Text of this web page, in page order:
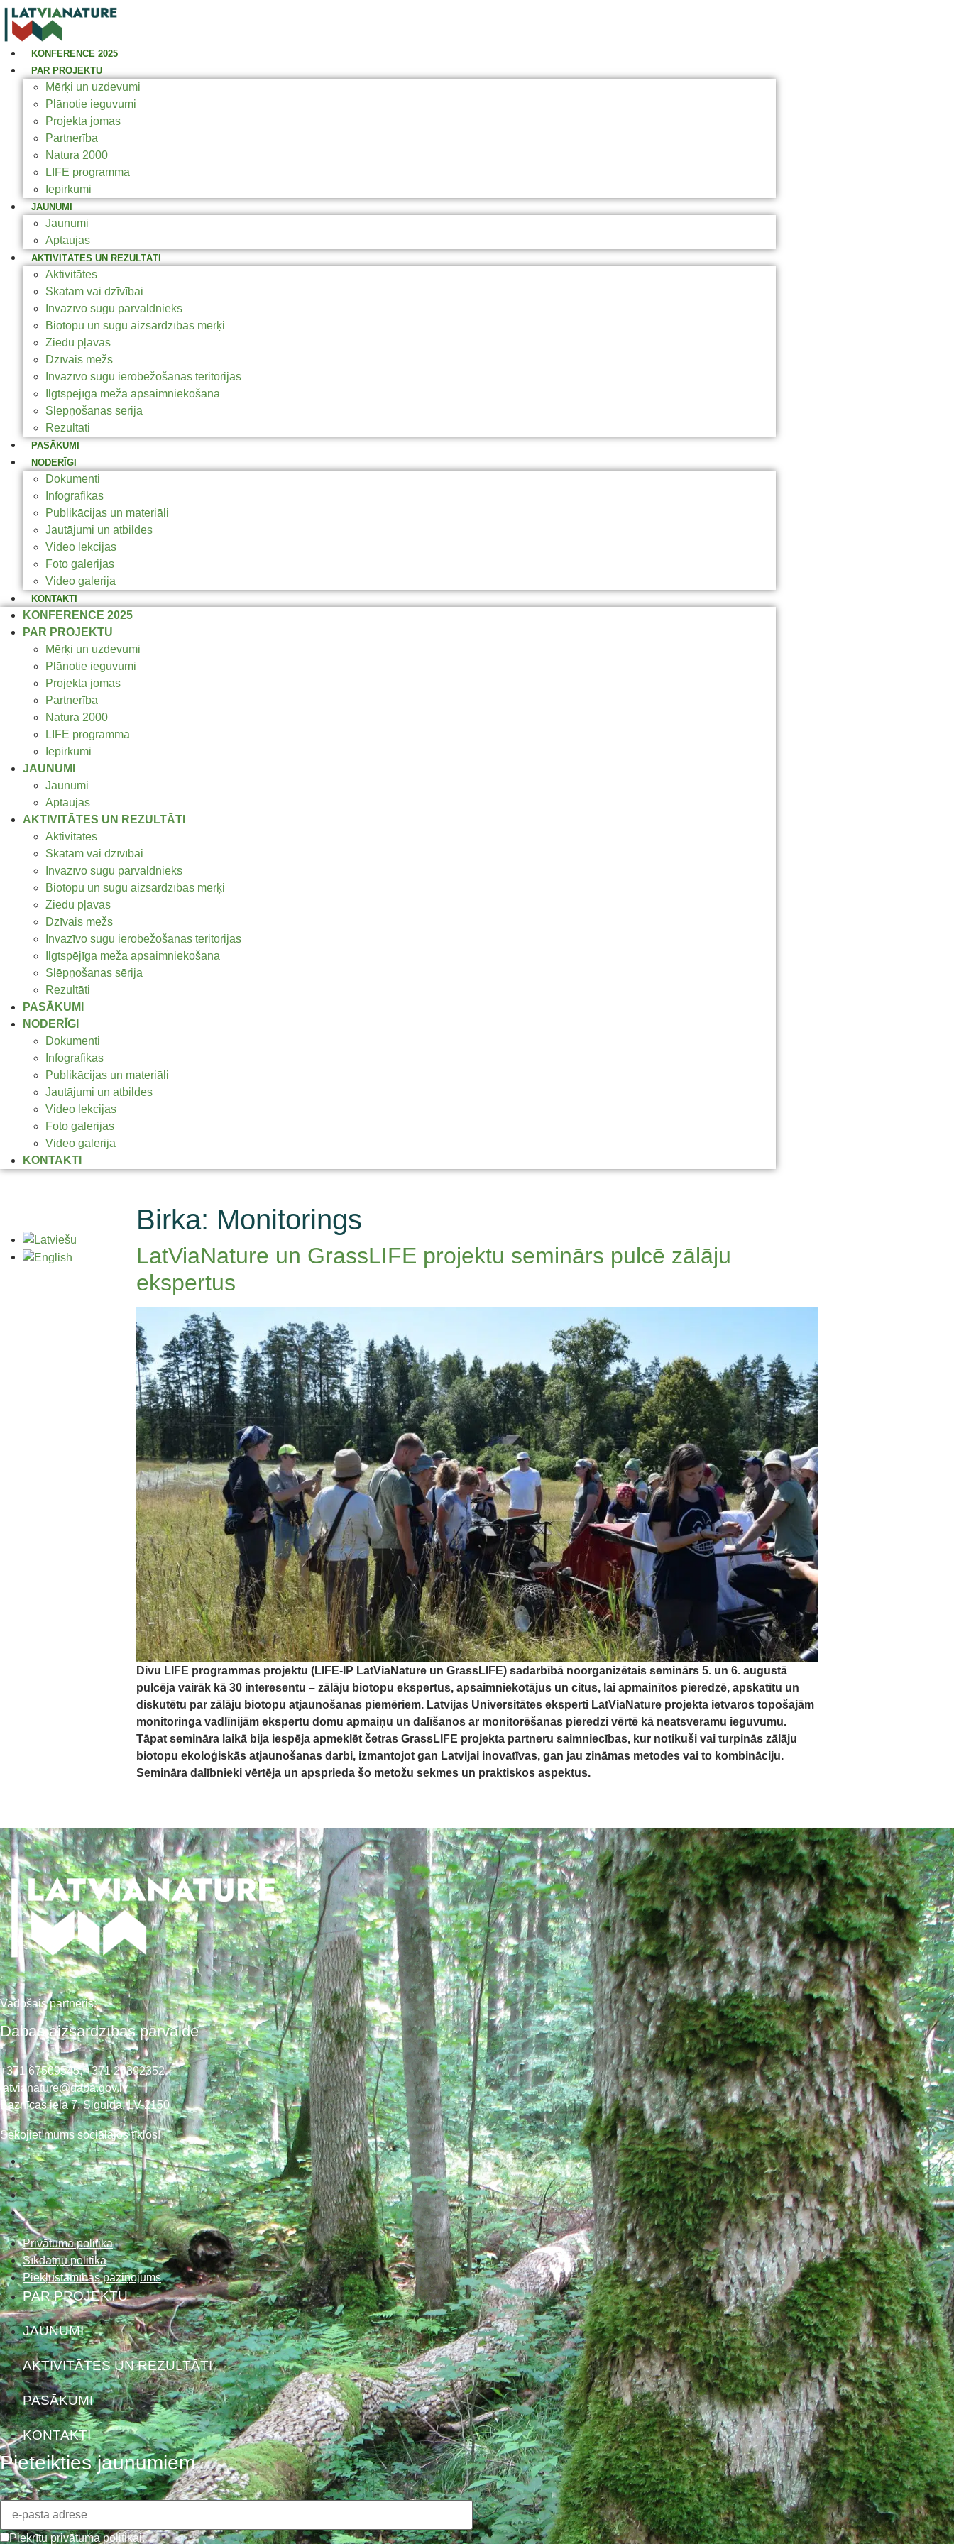
KONFERENCE 2025
PAR PROJEKTU
Mērķi un uzdevumi
Plānotie ieguvumi
Projekta jomas
Partnerība
Natura 2000
LIFE programma
Iepirkumi
JAUNUMI
Jaunumi
Aptaujas
AKTIVITĀTES UN REZULTĀTI
Aktivitātes
Skatam vai dzīvībai
Invazīvo sugu pārvaldnieks
Biotopu un sugu aizsardzības mērķi
Ziedu pļavas
Dzīvais mežs
Invazīvo sugu ierobežošanas teritorijas
Ilgtspējīga meža apsaimniekošana
Slēpņošanas sērija
Rezultāti
PASĀKUMI
NODERĪGI
Dokumenti
Infografikas
Publikācijas un materiāli
Jautājumi un atbildes
Video lekcijas
Foto galerijas
Video galerija
KONTAKTI
KONFERENCE 2025
PAR PROJEKTU
Mērķi un uzdevumi
Plānotie ieguvumi
Projekta jomas
Partnerība
Natura 2000
LIFE programma
Iepirkumi
JAUNUMI
Jaunumi
Aptaujas
AKTIVITĀTES UN REZULTĀTI
Aktivitātes
Skatam vai dzīvībai
Invazīvo sugu pārvaldnieks
Biotopu un sugu aizsardzības mērķi
Ziedu pļavas
Dzīvais mežs
Invazīvo sugu ierobežošanas teritorijas
Ilgtspējīga meža apsaimniekošana
Slēpņošanas sērija
Rezultāti
PASĀKUMI
NODERĪGI
Dokumenti
Infografikas
Publikācijas un materiāli
Jautājumi un atbildes
Video lekcijas
Foto galerijas
Video galerija
KONTAKTI
Birka: Monitorings
LatViaNature un GrassLIFE projektu seminārs pulcē zālāju
ekspertus
Divu LIFE programmas projektu (LIFE-IP LatViaNature un GrassLIFE) sadarbībā noorganizētais seminārs 5. un 6. augustā
pulcēja vairāk kā 30 interesentu – zālāju biotopu ekspertus, apsaimniekotājus un citus, lai apmainītos pieredzē, apskatītu un
diskutētu par zālāju biotopu atjaunošanas piemēriem. Latvijas Universitātes eksperti LatViaNature projekta ietvaros topošajām
monitoringa vadlīnijām ekspertu domu apmaiņu un dalīšanos ar monitorēšanas pieredzi vērtē kā neatsveramu ieguvumu.
Tāpat semināra laikā bija iespēja apmeklēt četras GrassLIFE projekta partneru saimniecības, kur notikuši vai turpinās zālāju
biotopu ekoloģiskās atjaunošanas darbi, izmantojot gan Latvijai inovatīvas, gan jau zināmas metodes vai to kombināciju.
Semināra dalībnieki vērtēja un apsprieda šo metožu sekmes un praktiskos aspektus.
Vadošais partneris:
Dabas aizsardzības pārvalde
+371 67509545,+371 26392352
latvianature@daba.gov.lv
Baznīcas iela 7, Sigulda, LV-2150
Sekojiet mums sociālajos tīklos!
Privātuma politika
Sīkdatņu politika
Piekļūstamības paziņojums
PAR PROJEKTU
JAUNUMI
AKTIVITĀTES UN REZULTĀTI
PASĀKUMI
KONTAKTI
Pieteikties jaunumiem
Piekrītuprivātuma politikai.